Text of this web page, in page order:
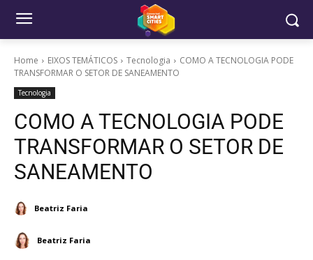
Home EIXOS TEMÁTICOS Tecnologia
COMO A TECNOLOGIA PODE
TRANSFORMAR O SETOR DE SANEAMENTO
Tecnologia
COMO A TECNOLOGIA PODE
TRANSFORMAR O SETOR DE
SANEAMENTO
Beatriz Faria
Beatriz Faria